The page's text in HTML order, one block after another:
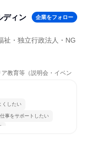
ディン
企業をフォロー
祉・独立行政法人・NG
教育等（説明会・イベン
くしたい
仕事をサポートしたい